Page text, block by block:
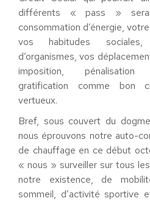
différents « pass »
consommation d’énergie,
vos habitudes
d’organismes, vos
imposition,
gratification comme bon
vertueux.
Bref, sous couvert du
nous éprouvons notre auto-
de chauffage en ce début
« nous » surveiller sur tous
notre existence, de
sommeil, d’activité sportive